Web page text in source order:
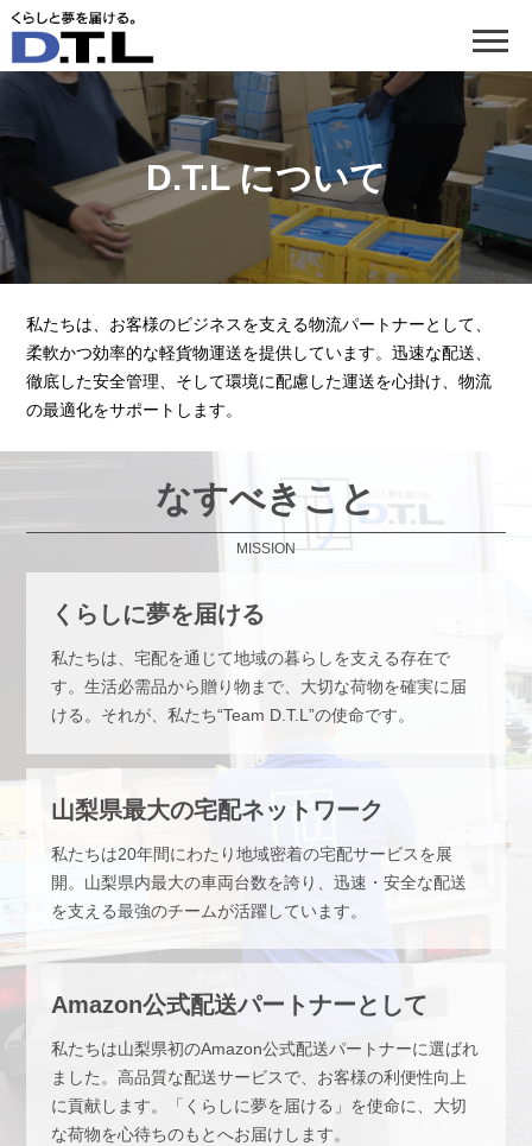
D.T.L について
私たちは、お客様のビジネスを支える物流パートナーとして、
柔軟かつ効率的な軽貨物運送を提供しています。迅速な配送、
徹底した安全管理、そして環境に配慮した運送を心掛け、物流
の最適化をサポートします。
なすべきこと
MISSION
くらしに夢を届ける
私たちは、宅配を通じて地域の暮らしを支える存在で
す。生活必需品から贈り物まで、大切な荷物を確実に届
ける。それが、私たち“Team D.T.L”の使命です。
山梨県最大の宅配ネットワーク
私たちは20年間にわたり地域密着の宅配サービスを展
開。山梨県内最大の車両台数を誇り、迅速・安全な配送
を支える最強のチームが活躍しています。
Amazon公式配送パートナーとして
私たちは山梨県初のAmazon公式配送パートナーに選ばれ
ました。高品質な配送サービスで、お客様の利便性向上
に貢献します。「くらしに夢を届ける」を使命に、大切
な荷物を心待ちのもとへお届けします。